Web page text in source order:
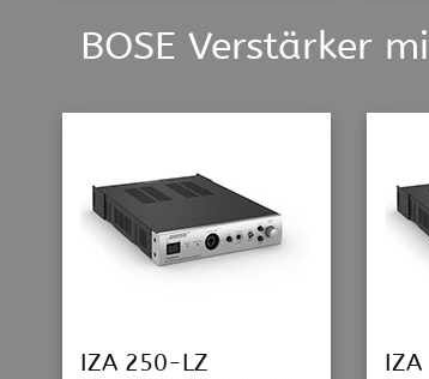
BOSE Verstärker
IZA 250-LZ